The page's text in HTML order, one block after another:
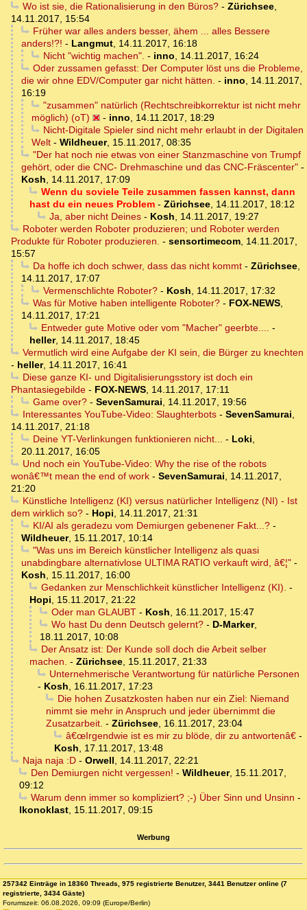
Wo ist sie, die Rationalisierung in den Büros?- Zürichsee,
14.11.2017, 15:54
Früher war alles anders besser, ähem ... alles Bessere
anders!?! - Langmut, 14.11.2017, 16:18
Nicht "wichtig machen". - inno, 14.11.2017, 16:24
Oder zussamen gefasst: Der Computer löst uns die Probleme,
die wir ohne EDV/Computer gar nicht hätten. - inno, 14.11.2017,
16:19
"zusammen" natürlich (Rechtschreibkorrektur ist nicht mehr
möglich) (oT)
- inno, 14.11.2017, 18:29
Nicht-Digitale Spieler sind nicht mehr erlaubt in der Digitalen
Welt - Wildheuer, 15.11.2017, 08:35
"Der hat noch nie etwas von einer Stanzmaschine von Trumpf
gehört, oder die CNC- Drehmaschine und das CNC-Fräscenter" -
Kosh, 14.11.2017, 17:09
Wenn du soviele Teile zusammen fassen kannst, dann
hast du ein neues Problem - Zürichsee, 14.11.2017, 18:12
Ja, aber nicht Deines- Kosh, 14.11.2017, 19:27
Roboter werden Roboter produzieren; und Roboter werden
Produkte für Roboter produzieren. - sensortimecom, 14.11.2017,
15:57
Da hoffe ich doch schwer, dass das nicht kommt- Zürichsee,
14.11.2017, 17:07
Vermenschlichte Roboter?- Kosh, 14.11.2017, 17:32
Was für Motive haben intelligente Roboter?- FOX-NEWS,
14.11.2017, 17:21
Entweder gute Motive oder vom "Macher" geerbte.... -
heller, 14.11.2017, 18:45
Vermutlich wird eine Aufgabe der KI sein, die Bürger zu knechten
- heller, 14.11.2017, 16:41
Diese ganze KI- und Digitalisierungsstory ist doch ein
Phantasiegebilde - FOX-NEWS, 14.11.2017, 17:11
Game over?- SevenSamurai, 14.11.2017, 19:56
Interessantes YouTube-Video: Slaughterbots- SevenSamurai,
14.11.2017, 21:18
Deine YT-Verlinkungen funktionieren nicht... - Loki,
20.11.2017, 16:05
Und noch ein YouTube-Video: Why the rise of the robots
wonâ€™t mean the end of work - SevenSamurai, 14.11.2017,
21:20
Künstliche Intelligenz (KI) versus natürlicher Intelligenz (NI) - Ist
dem wirklich so? - Hopi, 14.11.2017, 21:31
KI/AI als geradezu vom Demiurgen gebenener Fakt...?-
Wildheuer, 15.11.2017, 10:14
"Was uns im Bereich künstlicher Intelligenz als quasi
unabdingbare alternativlose ULTIMA RATIO verkauft wird, â€¦" -
Kosh, 15.11.2017, 16:00
Gedanken zur Menschlichkeit künstlicher Intelligenz (KI). -
Hopi, 15.11.2017, 21:22
Oder man GLAUBT- Kosh, 16.11.2017, 15:47
Wo hast Du denn Deutsch gelernt?- D-Marker,
18.11.2017, 10:08
Der Ansatz ist: Der Kunde soll doch die Arbeit selber
machen. - Zürichsee, 15.11.2017, 21:33
Unternehmerische Verantwortung für natürliche Personen
- Kosh, 16.11.2017, 17:23
Die hohen Zusatzkosten haben nur ein Ziel: Niemand
nimmt sie mehr in Anspruch und jeder übernimmt die
Zusatzarbeit. - Zürichsee, 16.11.2017, 23:04
â€œIrgendwie ist es mir zu blöde, dir zu antwortenâ€-
Kosh, 17.11.2017, 13:48
Naja naja :D- Orwell, 14.11.2017, 22:21
Den Demiurgen nicht vergessen! - Wildheuer, 15.11.2017,
09:12
Warum denn immer so kompliziert? ;-) Über Sinn und Unsinn -
Ikonoklast, 15.11.2017, 09:15
Werbung
257342 Einträge in 18360 Threads, 975 registrierte Benutzer, 3441 Benutzer online (7
registrierte, 3434 Gäste)
Forumszeit: 06.08.2026, 09:09 (Europe/Berlin)